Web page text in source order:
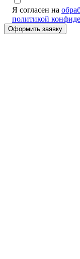
Я согласен на
политикой